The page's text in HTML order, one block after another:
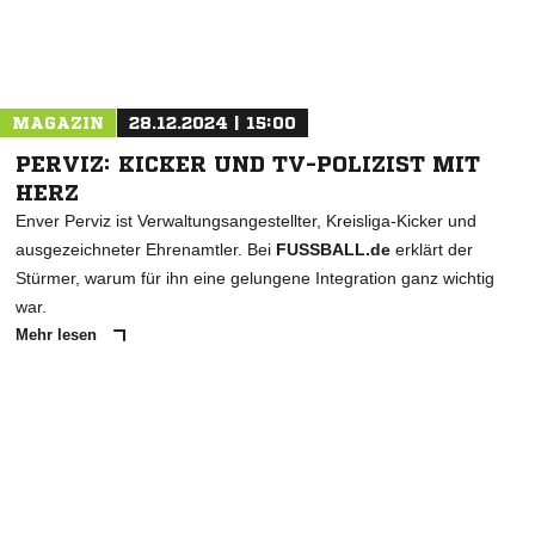
MAGAZIN 28.12.2024 | 15:00
PERVIZ: KICKER UND TV-POLIZIST MIT
HERZ
Enver Perviz ist Verwaltungsangestellter, Kreisliga-Kicker und
ausgezeichneter Ehrenamtler. Bei FUSSBALL.de erklärt der
Stürmer, warum für ihn eine gelungene Integration ganz wichtig
war.
Mehr lesen